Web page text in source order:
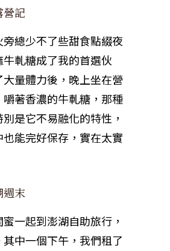
營記
旁總少不了些甜食點綴夜
軋糖成了我的首選伙
量體力後，晚上坐在營
著香濃的牛軋糖，那種
是它不易融化的特性，
能完好保存，實在太實
週末
蜜一起到澎湖自助旅行，
中一個下午，我們租了